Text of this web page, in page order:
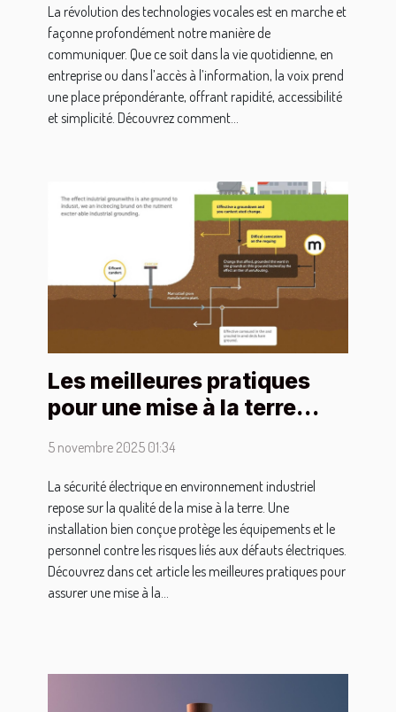
La révolution des technologies vocales est en marche et
façonne profondément notre manière de
communiquer. Que ce soit dans la vie quotidienne, en
entreprise ou dans l’accès à l’information, la voix prend
une place prépondérante, offrant rapidité, accessibilité
et simplicité. Découvrez comment...
Les meilleures pratiques
pour une mise à la terre
efficace en environnement
industriel
5 novembre 2025 01:34
La sécurité électrique en environnement industriel
repose sur la qualité de la mise à la terre. Une
installation bien conçue protège les équipements et le
personnel contre les risques liés aux défauts électriques.
Découvrez dans cet article les meilleures pratiques pour
assurer une mise à la...